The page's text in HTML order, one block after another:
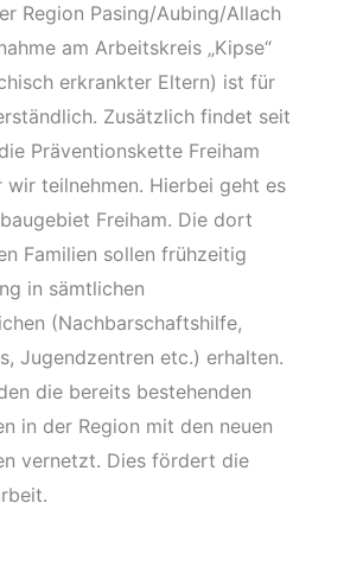
Region Pasing/Aubing/Allach
am Arbeitskreis „Kipse“
erkrankter Eltern) ist für
Zusätzlich findet seit
Präventionskette Freiham
wir teilnehmen. Hierbei geht es
Freiham. Die dort
Familien sollen frühzeitig
in sämtlichen
(Nachbarschaftshilfe,
Jugendzentren etc.) erhalten.
die bereits bestehenden
in der Region mit den neuen
vernetzt. Dies fördert die